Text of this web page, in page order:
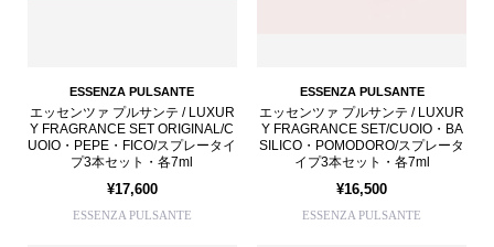
ESSENZA PULSANTE
エッセンツァ プルサンテ / LUXUR
Y FRAGRANCE SET ORIGINAL/C
UOIO・PEPE・FICO/スプレータイ
プ3本セット・各7ml
¥17,600
ESSENZA PULSANTE
ESSENZA PULSANTE
エッセンツァ プルサンテ / LUXUR
Y FRAGRANCE SET/CUOIO・BA
SILICO・POMODORO/スプレータ
イプ3本セット・各7ml
¥16,500
ESSENZA PULSANTE